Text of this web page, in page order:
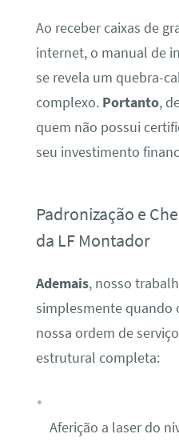
Ao receber caixas de
internet, o manual de
se revela um quebra-
complexo. Portanto,
quem não possui
seu investimento
Padronização e
da LF Montador
Ademais, nosso
simplesmente quando
nossa ordem de
estrutural completa:
Aferição a laser do